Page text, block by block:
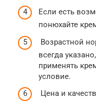
Если есть
понюхайте
Возрастной
всегда
применять
условие.
Цена и